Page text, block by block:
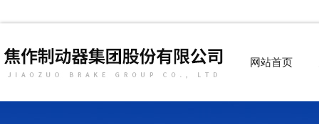
网站首页